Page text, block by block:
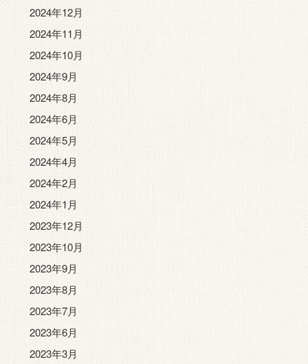
2024年12月
2024年11月
2024年10月
2024年9月
2024年8月
2024年6月
2024年5月
2024年4月
2024年2月
2024年1月
2023年12月
2023年10月
2023年9月
2023年8月
2023年7月
2023年6月
2023年3月